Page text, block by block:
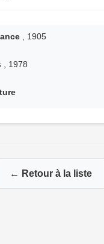
, 1905
, 1978
← Retour à la liste